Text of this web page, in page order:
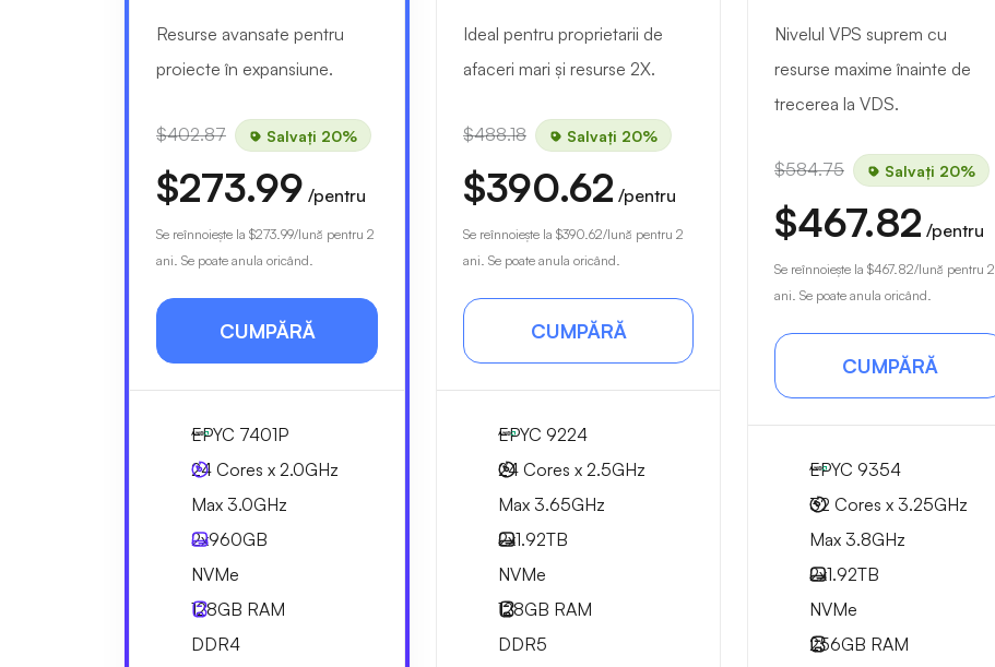
Resurse avansate pentru
proiecte în expansiune.
$402.87 Salvați 20%
$273.99 /pentru
Se reînnoiește la $273.99/lună pentru 2
ani. Se poate anula oricând.
CUMPĂRĂ
EPYC 7401P
24 Cores x 2.0GHz
Max 3.0GHz
2x960GB
NVMe
128GB RAM
DDR4
Ideal pentru proprietarii de
afaceri mari și resurse 2X.
$488.18 Salvați 20%
$390.62 /pentru
Se reînnoiește la $390.62/lună pentru 2
ani. Se poate anula oricând.
CUMPĂRĂ
EPYC 9224
24 Cores x 2.5GHz
Max 3.65GHz
2x1.92TB
NVMe
128GB RAM
DDR5
Nivelul VPS suprem cu
resurse maxime înainte de
trecerea la VDS.
$584.75 Salvați 20%
$467.82 /pentru
Se reînnoiește la $467.82/lună pentru 2
ani. Se poate anula oricând.
CUMPĂRĂ
EPYC 9354
32 Cores x 3.25GHz
Max 3.8GHz
2x1.92TB
NVMe
256GB RAM